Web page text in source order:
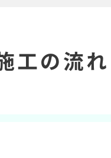
工の流れ